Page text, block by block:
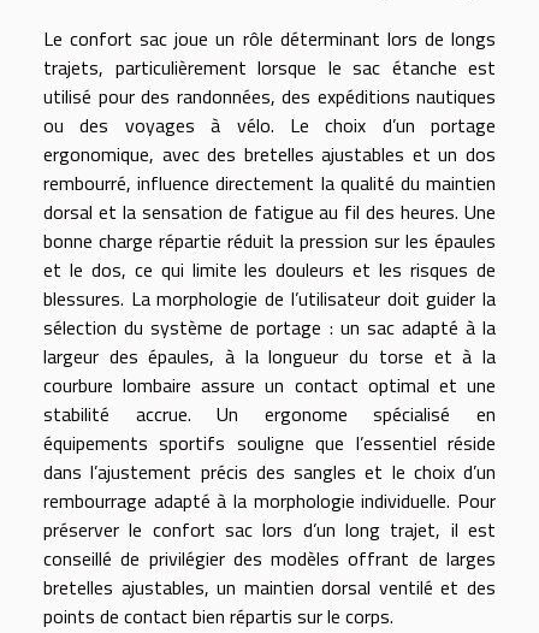
Le confort sac joue un rôle déterminant lors de longs
trajets, particulièrement lorsque le sac étanche est
utilisé pour des randonnées, des expéditions nautiques
ou des voyages à vélo. Le choix d’un portage
ergonomique, avec des bretelles ajustables et un dos
rembourré, influence directement la qualité du maintien
dorsal et la sensation de fatigue au fil des heures. Une
bonne charge répartie réduit la pression sur les épaules
et le dos, ce qui limite les douleurs et les risques de
blessures. La morphologie de l’utilisateur doit guider la
sélection du système de portage : un sac adapté à la
largeur des épaules, à la longueur du torse et à la
courbure lombaire assure un contact optimal et une
stabilité accrue. Un ergonome spécialisé en
équipements sportifs souligne que l’essentiel réside
dans l’ajustement précis des sangles et le choix d’un
rembourrage adapté à la morphologie individuelle. Pour
préserver le confort sac lors d’un long trajet, il est
conseillé de privilégier des modèles offrant de larges
bretelles ajustables, un maintien dorsal ventilé et des
points de contact bien répartis sur le corps.